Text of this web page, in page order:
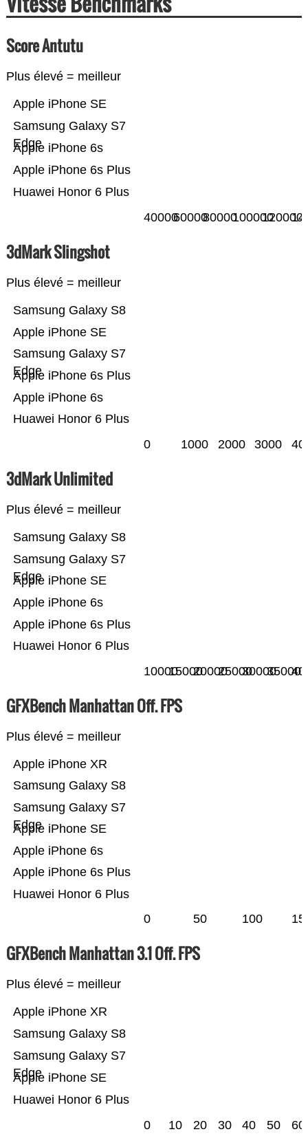
Score Antutu
Plus élevé = meilleur
Huawei Honor 6 Plus
Apple iPhone 6s Plus
Apple iPhone 6s
Samsung Galaxy S7
Edge
Apple iPhone SE
400006000080000100000120000
3dMark Slingshot
Plus élevé = meilleur
Huawei Honor 6 Plus
Apple iPhone 6s
Apple iPhone 6s Plus
Samsung Galaxy S7
Edge
Apple iPhone SE
Samsung Galaxy S8
0 1000 2000 3000
3dMark Unlimited
Plus élevé = meilleur
Huawei Honor 6 Plus
Apple iPhone 6s Plus
Apple iPhone 6s
Apple iPhone SE
Samsung Galaxy S7
Edge
Samsung Galaxy S8
100001500020000250003000035000
GFXBench Manhattan Off. FPS
Plus élevé = meilleur
Huawei Honor 6 Plus
Apple iPhone 6s Plus
Apple iPhone 6s
Apple iPhone SE
Samsung Galaxy S7
Edge
Samsung Galaxy S8
Apple iPhone XR
0 50 100
GFXBench Manhattan 3.1 Off. FPS
Plus élevé = meilleur
Huawei Honor 6 Plus
Apple iPhone SE
Samsung Galaxy S7
Edge
Samsung Galaxy S8
Apple iPhone XR
0 10 20 30 40 50 60